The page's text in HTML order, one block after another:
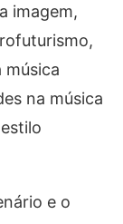
imagem,
música
na música
e o